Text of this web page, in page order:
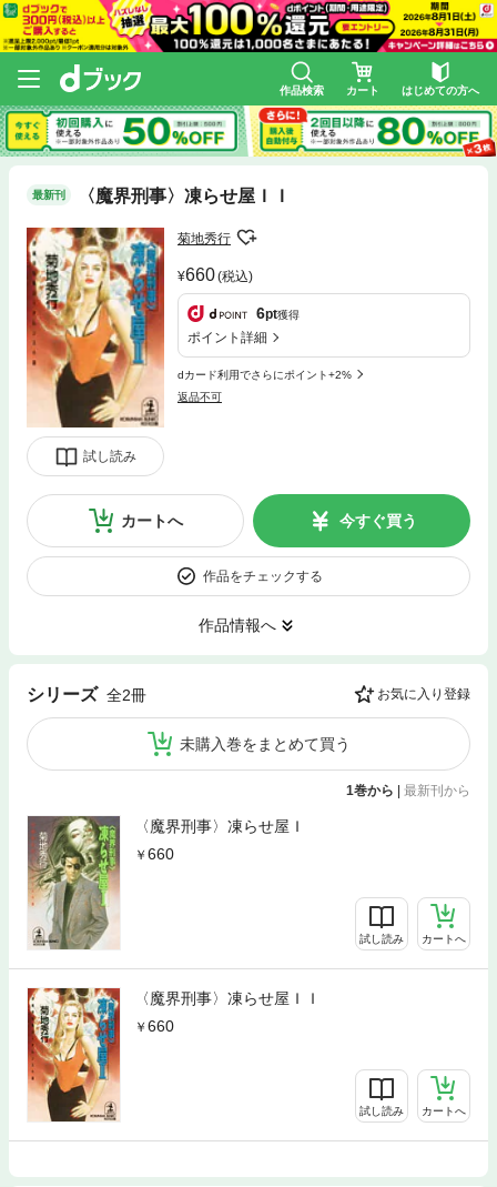
作品検索 カート はじめての方へ
最新刊 〈魔界刑事〉凍らせ屋ＩＩ
試し読み
菊地秀行
660(税込)
6pt獲得
ポイント詳細
dカード利用でさらにポイント+2%
返品不可
カートへ 今すぐ買う
作品をチェックする
作品情報へ
シリーズ 全2冊 お気に入り登録
未購入巻をまとめて買う
1巻から | 最新刊から
〈魔界刑事〉凍らせ屋Ｉ
660
試し読み カートへ
〈魔界刑事〉凍らせ屋ＩＩ
660
試し読み カートへ